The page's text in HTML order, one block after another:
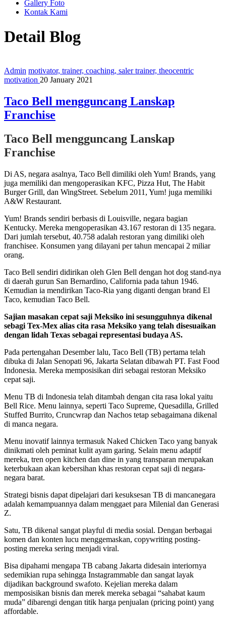
Gallery Foto
Kontak Kami
Detail Blog
Admin motivator, trainer, coaching, saler trainer, theocentric
motivation 20 January 2021
Taco Bell mengguncang Lanskap
Franchise
Taco Bell mengguncang Lanskap
Franchise
Di AS, negara asalnya, Taco Bell dimiliki oleh Yum! Brands, yang
juga memiliki dan mengoperasikan KFC, Pizza Hut, The Habit
Burger Grill, dan WingStreet. Sebelum 2011, Yum! juga memiliki
A&W Restaurant.
Yum! Brands sendiri berbasis di Louisville, negara bagian
Kentucky. Mereka mengoperasikan 43.167 restoran di 135 negara.
Dari jumlah tersebut, 40.758 adalah restoran yang dimiliki oleh
franchisee. Konsumen yang dilayani per tahun mencapai 2 miliar
orang.
Taco Bell sendiri didirikan oleh Glen Bell dengan hot dog stand-nya
di daerah gurun San Bernardino, California pada tahun 1946.
Kemudian ia mendirikan Taco-Ria yang diganti dengan brand El
Taco, kemudian Taco Bell.
Sajian masakan cepat saji Meksiko ini sesungguhnya dikenal
sebagi Tex-Mex alias cita rasa Meksiko yang telah disesuaikan
dengan lidah Texas sebagai representasi budaya AS.
Pada pertengahan Desember lalu, Taco Bell (TB) pertama telah
dibuka di Jalan Senopati 96, Jakarta Selatan dibawah PT. Fast Food
Indonesia. Mereka memposisikan diri sebagai restoran Meksiko
cepat saji.
Menu TB di Indonesia telah ditambah dengan cita rasa lokal yaitu
Bell Rice. Menu lainnya, seperti Taco Supreme, Quesadilla, Grilled
Stuffed Burrito, Cruncwrap dan Nachos tetap sebagaimana dikenal
di manca negara.
Menu inovatif lainnya termasuk Naked Chicken Taco yang banyak
dinikmati oleh peminat kulit ayam garing. Selain menu adaptif
mereka, tren open kitchen dan dine in yang transparan merupakan
keterbukaan akan kebersihan khas restoran cepat saji di negara-
negara barat.
Strategi bisnis dapat dipelajari dari kesuksesan TB di mancanegara
adalah kemampuannya dalam menggaet para Milenial dan Generasi
Z.
Satu, TB dikenal sangat playful di media sosial. Dengan berbagai
komen dan konten lucu menggemaskan, copywriting posting-
posting mereka sering menjadi viral.
Bisa dipahami mengapa TB cabang Jakarta didesain interiornya
sedemikian rupa sehingga Instagrammable dan sangat layak
dijadikan background swafoto. Kejelian mereka dalam
memposisikan bisnis dan merek mereka sebagai “sahabat kaum
muda” dibarengi dengan titik harga penjualan (pricing point) yang
affordable.